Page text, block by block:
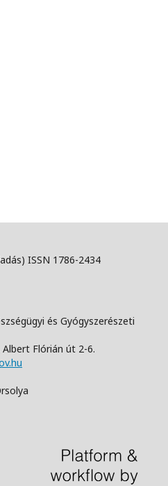
ISSN 1786-2434
és Gyógyszerészeti
Flórián út 2-6.